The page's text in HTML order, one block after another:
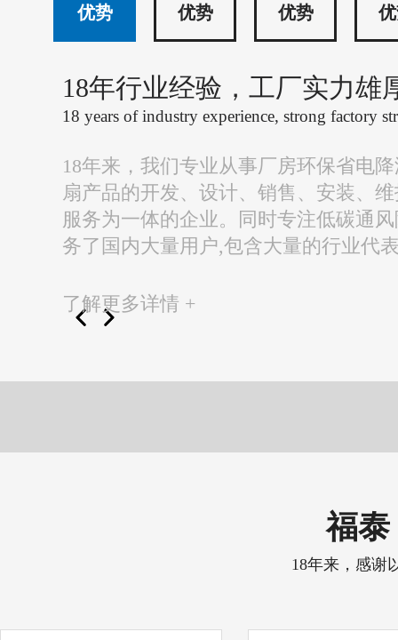
优势
优势
优势
18年行业经验，工厂实力雄
18 years of industry experience, strong factory
18年来，我们专业从事厂房环保省电
扇产品的开发、设计、销售、安装、
服务为一体的企业。同时专注低碳通
务了国内大量用户,包含大量的行业代
了解更多详情 +
福泰
18年来，感谢